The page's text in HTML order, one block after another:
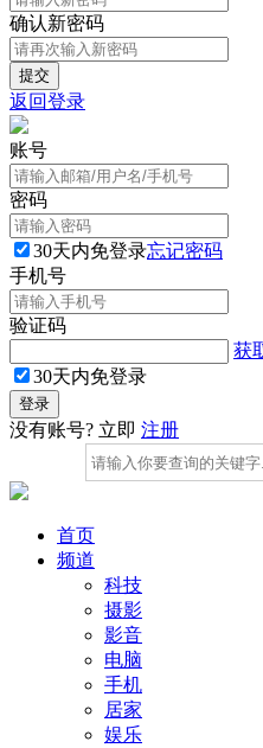
确认新密码
返回登录
账号
密码
30天内免登录忘记密码
手机号
验证码
获
30天内免登录
没有账号? 立即 注册
首页
频道
科技
摄影
影音
电脑
手机
居家
娱乐